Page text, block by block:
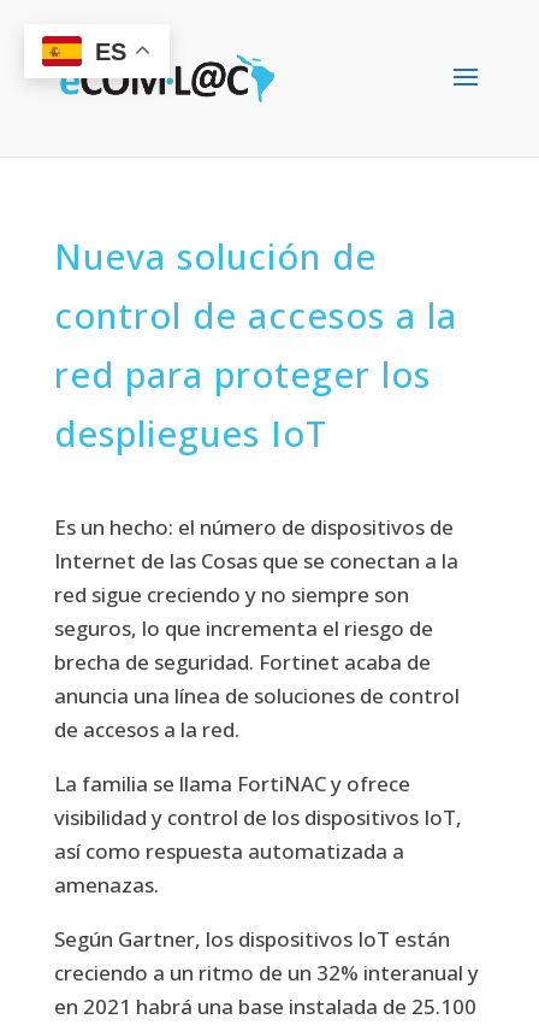
Nueva solución de
control de accesos a la
red para proteger los
despliegues IoT
Es un hecho: el número de dispositivos de
Internet de las Cosas que se conectan a la
red sigue creciendo y no siempre son
seguros, lo que incrementa el riesgo de
brecha de seguridad. Fortinet acaba de
anuncia una línea de soluciones de control
de accesos a la red.
La familia se llama FortiNAC y ofrece
visibilidad y control de los dispositivos IoT,
así como respuesta automatizada a
amenazas.
Según Gartner, los dispositivos IoT están
creciendo a un ritmo de un 32% interanual y
en 2021 habrá una base instalada de 25.100
ES